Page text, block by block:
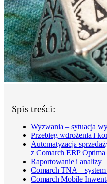
Spis treści:
Wyzwania – sytuacja
Przebieg wdrożenia i
Automatyzacja
z Comarch ERP Optima
Raportowanie i analizy
Comarch TNA –
Comarch Mobile